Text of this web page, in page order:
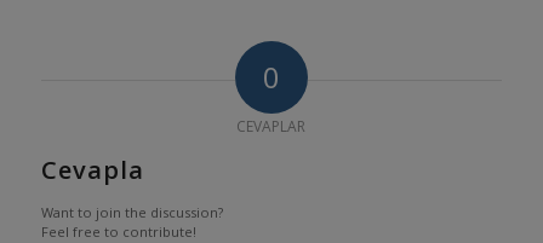
0
CEVAPLAR
Cevapla
Want to join the discussion?
Feel free to contribute!